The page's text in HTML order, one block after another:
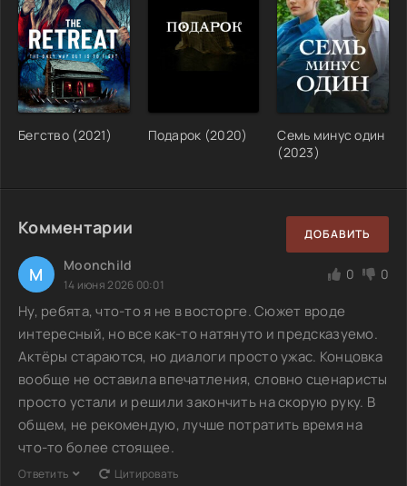
Бегство (2021) Подарок (2020)
Семь минус один
(2023)
Комментарии ДОБАВИТЬ
M Moonchild
14 июня 2026 00:01
0 0
Ну, ребята, что-то я не в восторге. Сюжет вроде
интересный, но все как-то натянуто и предсказуемо.
Актёры стараются, но диалоги просто ужас. Концовка
вообще не оставила впечатления, словно сценаристы
просто устали и решили закончить на скорую руку. В
общем, не рекомендую, лучше потратить время на
что-то более стоящее.
Ответить Цитировать